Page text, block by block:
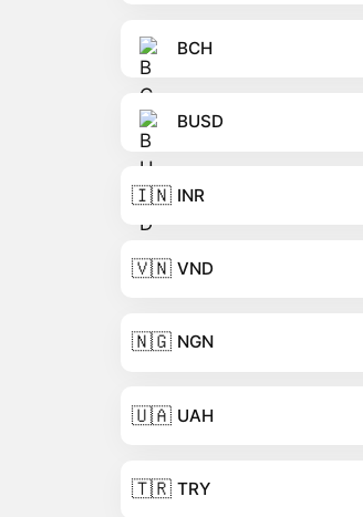
BCH
BUSD
🇮🇳 INR
🇻🇳 VND
🇳🇬 NGN
🇺🇦 UAH
🇹🇷 TRY